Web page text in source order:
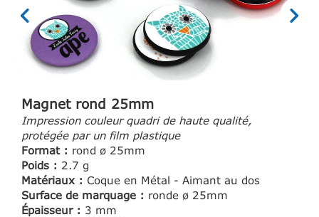
Magnet rond 25mm
Impression couleur quadri de haute qualité,
protégée par un film plastique
Format : rond ø 25mm
Poids : 2.7 g
Matériaux : Coque en Métal - Aimant au dos
Surface de marquage : ronde ø 25mm
Épaisseur : 3 mm